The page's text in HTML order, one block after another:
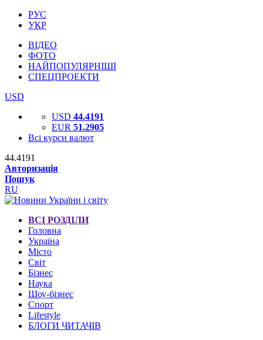
РУС
УКР
ВІДЕО
ФОТО
НАЙПОПУЛЯРНІШІ
СПЕЦПРОЕКТИ
USD
USD 44.4191
EUR 51.2905
Всі курси валют
44.4191
Авторизація
Пошук
RU
ВСІ РОЗДІЛИ
Головна
Україна
Місто
Світ
Бізнес
Наука
Шоу-бізнес
Спорт
Lifestyle
БЛОГИ ЧИТАЧІВ